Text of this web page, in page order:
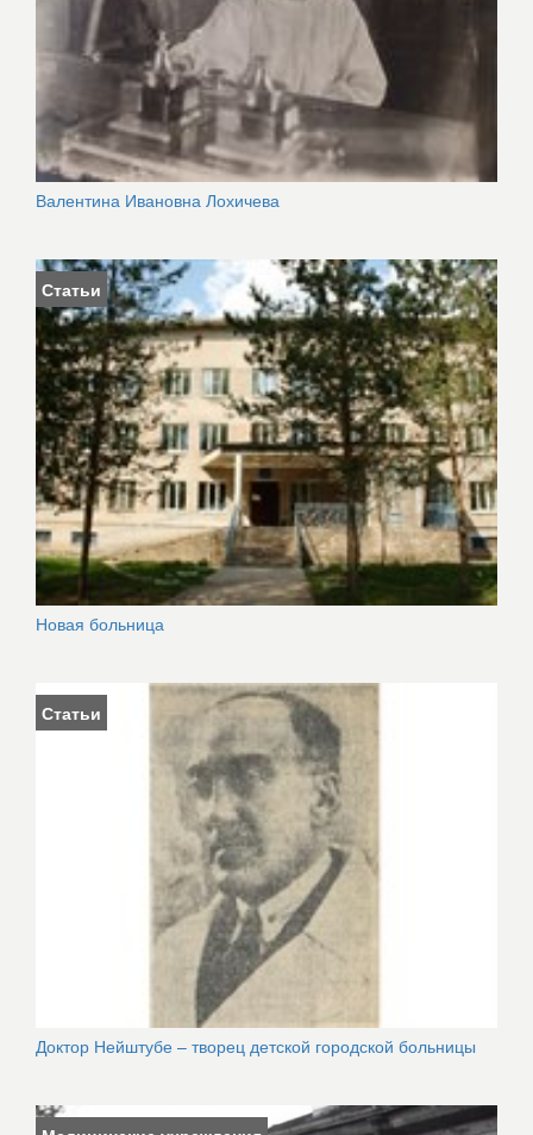
Валентина Ивановна Лохичева
Статьи
Новая больница
Статьи
Доктор Нейштубе – творец детской городской больницы